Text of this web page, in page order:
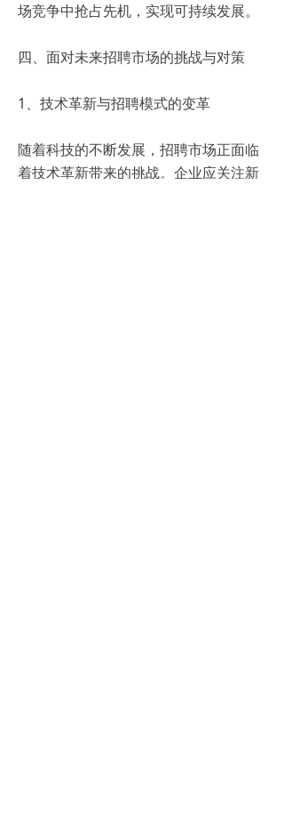
场竞争中抢占先机，实现可持续发展。
四、面对未来招聘市场的挑战与对策
1、技术革新与招聘模式的变革
随着科技的不断发展，招聘市场正面临
着技术革新带来的挑战。企业应关注新